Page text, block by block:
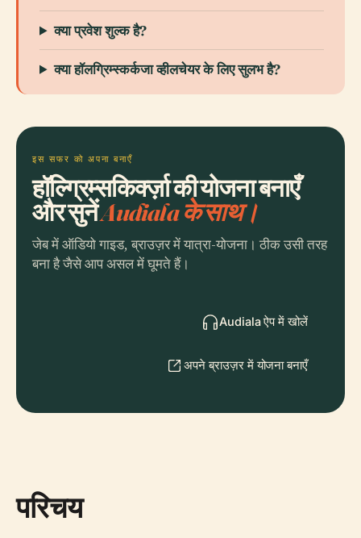
क्या प्रवेश शुल्क है?
क्या हॉलग्रिम्स्कर्कजा व्हीलचेयर के लिए सुलभ है?
इस सफर को अपना बनाएँ
हॉल्ग्रिम्सकिर्क्ज़ा की योजना बनाएँ
और सुनेंAudiala के साथ।
जेब में ऑडियो गाइड, ब्राउज़र में यात्रा-योजना। ठीक उसी तरह
बना है जैसे आप असल में घूमते हैं।
Audiala ऐप में खोलें
अपने ब्राउज़र में योजना बनाएँ
परिचय